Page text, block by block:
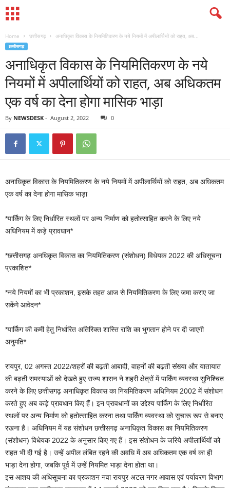
Home छत्तीसगढ़ अनाधिकृत विकास के नियमितिकरण के नये नियमों में अपीलार्थियों को राहत, अब...
छत्तीसगढ़
अनाधिकृत विकास के नियमितिकरण के नये
नियमों में अपीलार्थियों को राहत, अब अधिकतम
एक वर्ष का देना होगा मासिक भाड़ा
By NEWSDESK - August 2, 2022 0
अनाधिकृत विकास के नियमितिकरण के नये नियमों में अपीलार्थियों को राहत, अब अधिकतम
एक वर्ष का देना होगा मासिक भाड़ा
*पार्किंग के लिए निर्धारित स्थलों पर अन्य निर्माण को हतोत्साहित करने के लिए नये
अधिनियम में कड़े प्रावधान*
*छत्तीसगढ़ अनधिकृत विकास का नियमितिकरण (संशोधन) विधेयक 2022 की अधिसूचना
प्रकाशित*
*नये नियमों का भी प्रकाशन, इसके तहत आज से नियमितिकरण के लिए जमा कराए जा
सकेंगे आवेदन*
*पार्किंग की कमी हेतु निर्धारित अतिरिक्त शास्ति राशि का भुगतान होने पर दी जाएगी
अनुमति*
रायपुर, 02 अगस्त 2022/शहरों की बढ़ती आबादी, वाहनों की बढ़ती संख्या और यातायात
की बढ़ती समस्याओं को देखते हुए राज्य शासन ने शहरी क्षेत्रों में पार्किंग व्यवस्था सुनिश्चित
करने के लिए छत्तीसगढ़ अनाधिकृत विकास का नियमितिकरण अधिनियम 2002 में संशोधन
करते हुए अब कड़े प्रावधान किए हैं। इन प्रावधानों का उद्देश्य पार्किंग के लिए निर्धारित
स्थलों पर अन्य निर्माण को हतोत्साहित करना तथा पार्किंग व्यवस्था को सुचारू रूप से बनाए
रखना है। अधिनियम में यह संशोधन छत्तीसगढ़ अनाधिकृत विकास का नियमितिकरण
(संशोधन) विधेयक 2022 के अनुसार किए गए हैं। इस संशोधन के जरिये अपीलार्थियों को
राहत भी दी गई है। उन्हें अपील लंबित रहने की अवधि में अब अधिकतम एक वर्ष का ही
भाड़ा देना होगा, जबकि पूर्व में उन्हें नियमित भाड़ा देना होता था।
इस आशय की अधिसूचना का प्रकाशन नवा रायपुर अटल नगर आवास एवं पर्यावरण विभाग